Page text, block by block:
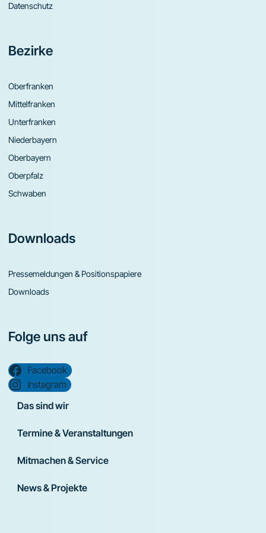
Datenschutz
Bezirke
Oberfranken
Mittelfranken
Unterfranken
Niederbayern
Oberbayern
Oberpfalz
Schwaben
Downloads
Pressemeldungen & Positionspapiere
Downloads
Folge uns auf
Facebook
Instagram
Das sind wir
Termine & Veranstaltungen
Mitmachen & Service
News & Projekte